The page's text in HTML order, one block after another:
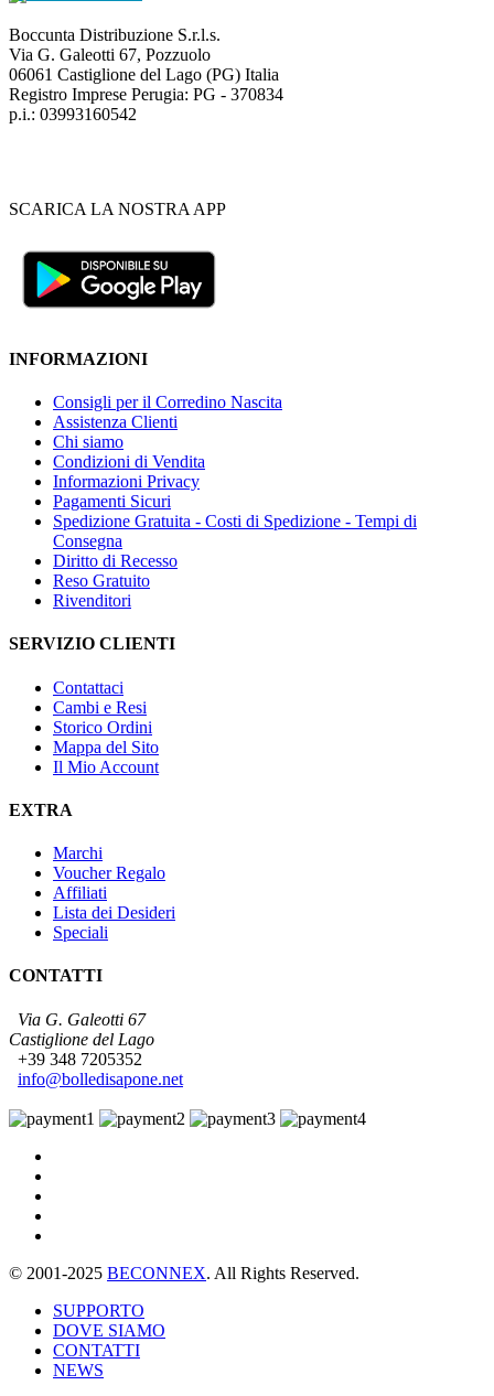
Boccunta Distribuzione S.r.l.s.
Via G. Galeotti 67, Pozzuolo
06061 Castiglione del Lago (PG) Italia
Registro Imprese Perugia: PG - 370834
p.i.: 03993160542
SCARICA LA NOSTRA APP
INFORMAZIONI
Consigli per il Corredino Nascita
Assistenza Clienti
Chi siamo
Condizioni di Vendita
Informazioni Privacy
Pagamenti Sicuri
Spedizione Gratuita - Costi di Spedizione - Tempi di
Consegna
Diritto di Recesso
Reso Gratuito
Rivenditori
SERVIZIO CLIENTI
Contattaci
Cambi e Resi
Storico Ordini
Mappa del Sito
Il Mio Account
EXTRA
Marchi
Voucher Regalo
Affiliati
Lista dei Desideri
Speciali
CONTATTI
Via G. Galeotti 67
Castiglione del Lago
+39 348 7205352
info@bolledisapone.net
© 2001-2025 BECONNEX. All Rights Reserved.
SUPPORTO
DOVE SIAMO
CONTATTI
NEWS